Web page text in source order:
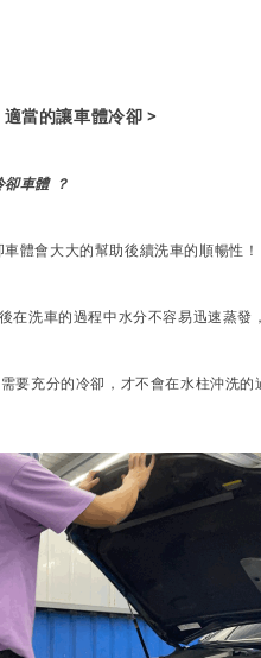
適當的讓車體冷卻 >
車體 ？
體會大大的幫助後續洗車的順暢性！
在洗車的過程中水分不容易迅速蒸發
要充分的冷卻，才不會在水柱沖洗的